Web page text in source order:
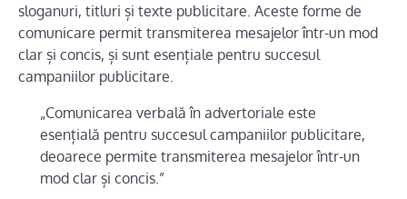
sloganuri, titluri și texte publicitare. Aceste forme de
comunicare permit transmiterea mesajelor într-un mod
clar și concis, și sunt esențiale pentru succesul
campaniilor publicitare.
„Comunicarea verbală în advertoriale este
esențială pentru succesul campaniilor publicitare,
deoarece permite transmiterea mesajelor într-un
mod clar și concis.”